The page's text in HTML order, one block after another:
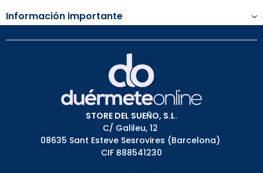
Información importante
STORE DEL SUEÑO, S.L.
C/ Galileu, 12
08635 Sant Esteve Sesrovires (Barcelona)
CIF B88541230